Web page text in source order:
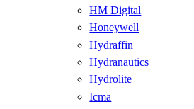
HM Digital
Honeywell
Hydraffin
Hydranautics
Hydrolite
Icma